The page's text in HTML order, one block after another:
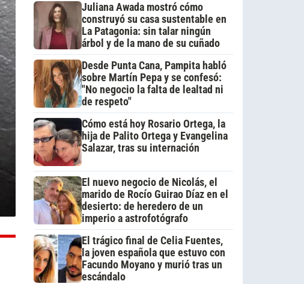
Juliana Awada mostró cómo
construyó su casa sustentable en
La Patagonia: sin talar ningún
árbol y de la mano de su cuñado
Desde Punta Cana, Pampita habló
sobre Martín Pepa y se confesó:
"No negocio la falta de lealtad ni
de respeto"
Cómo está hoy Rosario Ortega, la
hija de Palito Ortega y Evangelina
Salazar, tras su internación
El nuevo negocio de Nicolás, el
marido de Rocío Guirao Díaz en el
desierto: de heredero de un
imperio a astrofotógrafo
El trágico final de Celia Fuentes,
la joven española que estuvo con
Facundo Moyano y murió tras un
escándalo